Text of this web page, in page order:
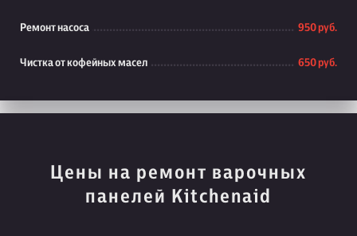
Ремонт насоса 950 руб.
Чистка от кофейных масел 650 руб.
Цены на ремонт варочных
панелей Kitchenaid